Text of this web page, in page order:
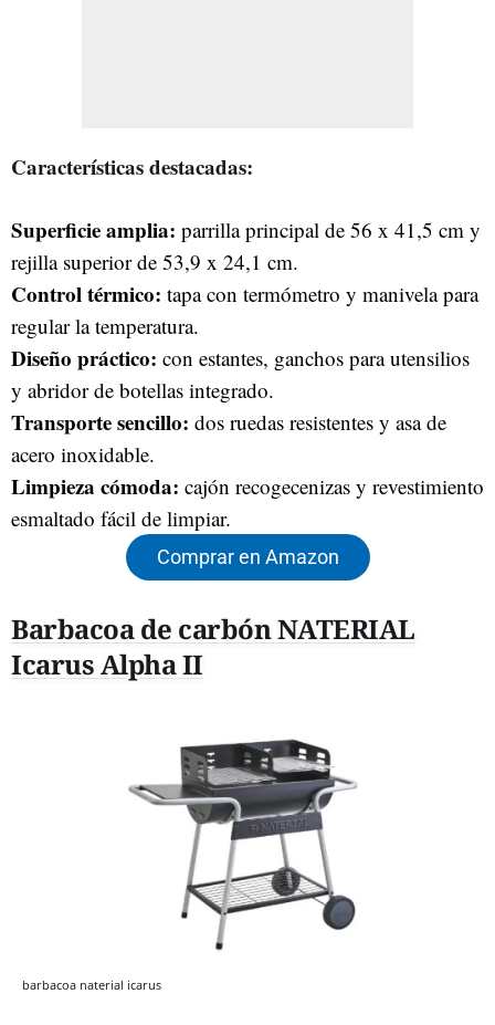
Características destacadas:
Superficie amplia: parrilla principal de 56 x 41,5 cm y
rejilla superior de 53,9 x 24,1 cm.
Control térmico: tapa con termómetro y manivela para
regular la temperatura.
Diseño práctico: con estantes, ganchos para utensilios
y abridor de botellas integrado.
Transporte sencillo: dos ruedas resistentes y asa de
acero inoxidable.
Limpieza cómoda: cajón recogecenizas y revestimiento
esmaltado fácil de limpiar.
Comprar en Amazon
Barbacoa de carbón NATERIAL
Icarus Alpha II
barbacoa naterial icarus